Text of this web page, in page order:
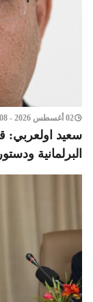
02 أغسطس 2026 - 19:08
سعيد اولعربي:
البرلمانية